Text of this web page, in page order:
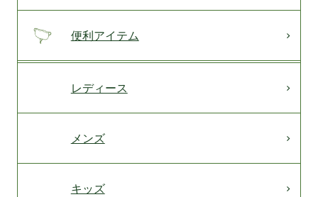
便利アイテム
レディース
メンズ
キッズ